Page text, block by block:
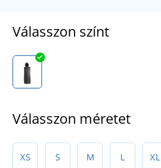
Válasszon színt
Válasszon méretet
XS S M L XL